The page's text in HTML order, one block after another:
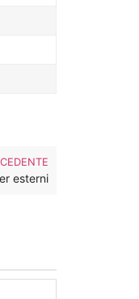
esterni